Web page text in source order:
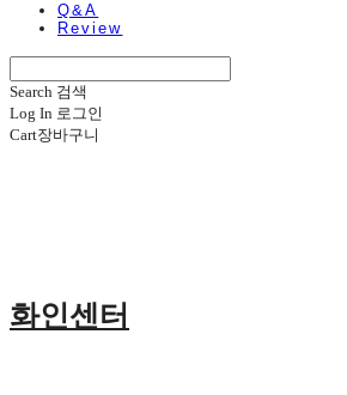
Q&A
Review
Search 검색
Log In 로그인
Cart장바구니
화인센터